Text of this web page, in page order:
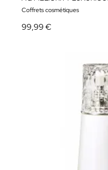
Coffrets cosmétiques
99,99 €